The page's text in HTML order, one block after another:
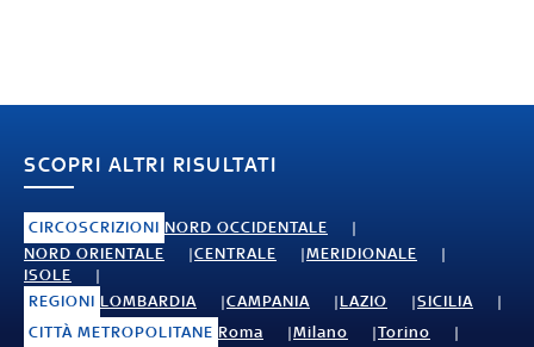
SCOPRI ALTRI RISULTATI
CIRCOSCRIZIONI NORD OCCIDENTALE
NORD ORIENTALE
CENTRALE
MERIDIONALE
ISOLE
REGIONI LOMBARDIA CAMPANIA LAZIO
SICILIA
CITTÀ METROPOLITANE Roma Milano
Torino